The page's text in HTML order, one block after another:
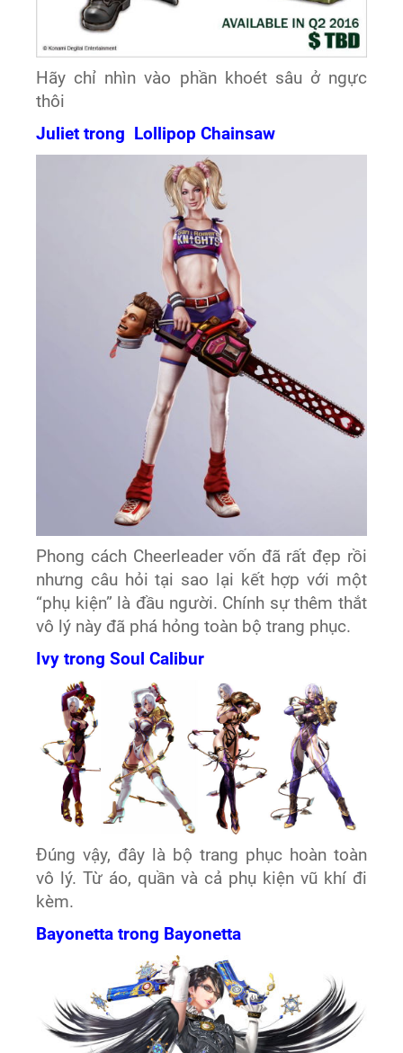
Hãy chỉ nhìn vào phần khoét sâu ở ngực
thôi
Juliet trong Lollipop Chainsaw
Phong cách Cheerleader vốn đã rất đẹp rồi
nhưng câu hỏi tại sao lại kết hợp với một
“phụ kiện” là đầu người. Chính sự thêm thắt
vô lý này đã phá hỏng toàn bộ trang phục.
Ivy trong Soul Calibur
Đúng vậy, đây là bộ trang phục hoàn toàn
vô lý. Từ áo, quần và cả phụ kiện vũ khí đi
kèm.
Bayonetta trong Bayonetta